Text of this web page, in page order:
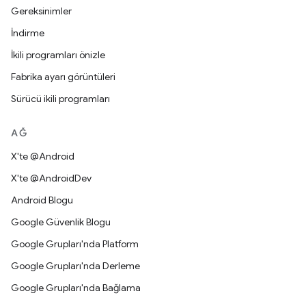
Gereksinimler
İndirme
İkili programları önizle
Fabrika ayarı görüntüleri
Sürücü ikili programları
AĞ
X'te @Android
X'te @AndroidDev
Android Blogu
Google Güvenlik Blogu
Google Grupları'nda Platform
Google Grupları'nda Derleme
Google Grupları'nda Bağlama